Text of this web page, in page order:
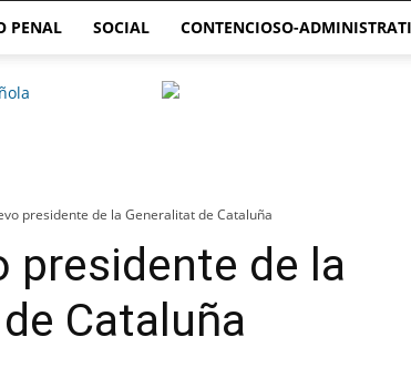
PENAL SOCIAL CONTENCIOSO-
presidente de la Generalitat de Cataluña
presidente de la
Cataluña